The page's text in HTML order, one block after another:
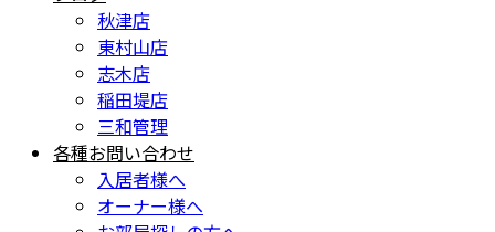
秋津店
東村山店
志木店
稲田堤店
三和管理
各種お問い合わせ
入居者様へ
オーナー様へ